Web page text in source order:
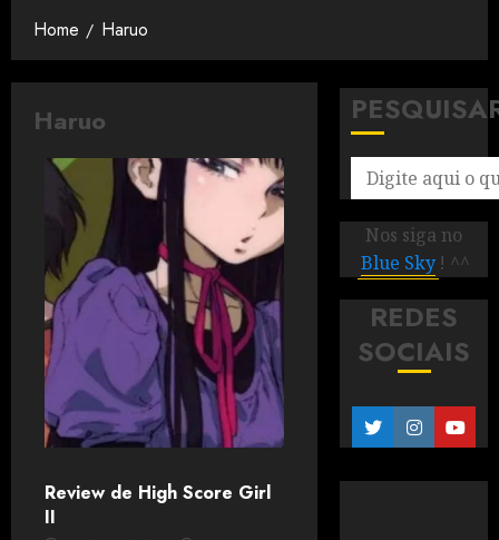
Home Haruo
Haruo
Review de High Score Girl
II
Nos siga no
Blue Sky ! ^^
REDES
SOCIAIS